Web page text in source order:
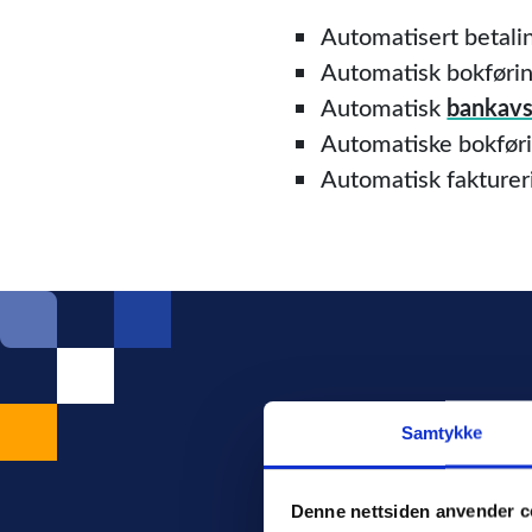
Samtykke
Denne nettsiden anvender
Automatisert
Automatisk
Automatisk
Automatiske
Automatisk
Vil du
Ta kontakt